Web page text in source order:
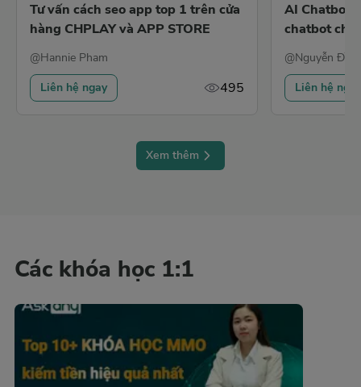
Tư vấn cách seo app top 1 trên cửa
hàng CHPLAY và APP STORE
@Hannie Pham
Liên hệ ngay
495
AI Chatbot
chatbot
cho doanh
@Nguyễn
Liên hệ ngay
Xem thêm
Các khóa học 1:1